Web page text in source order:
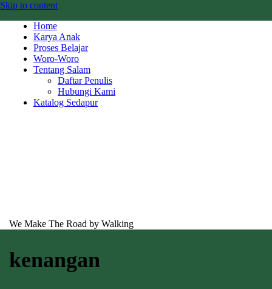
Skip to content
Home
Karya Anak
Proses Belajar
Woro-Woro
Tentang Salam
Daftar Penulis
Hubungi Kami
Katalog Sedapur
We Make The Road by Walking
kenangan